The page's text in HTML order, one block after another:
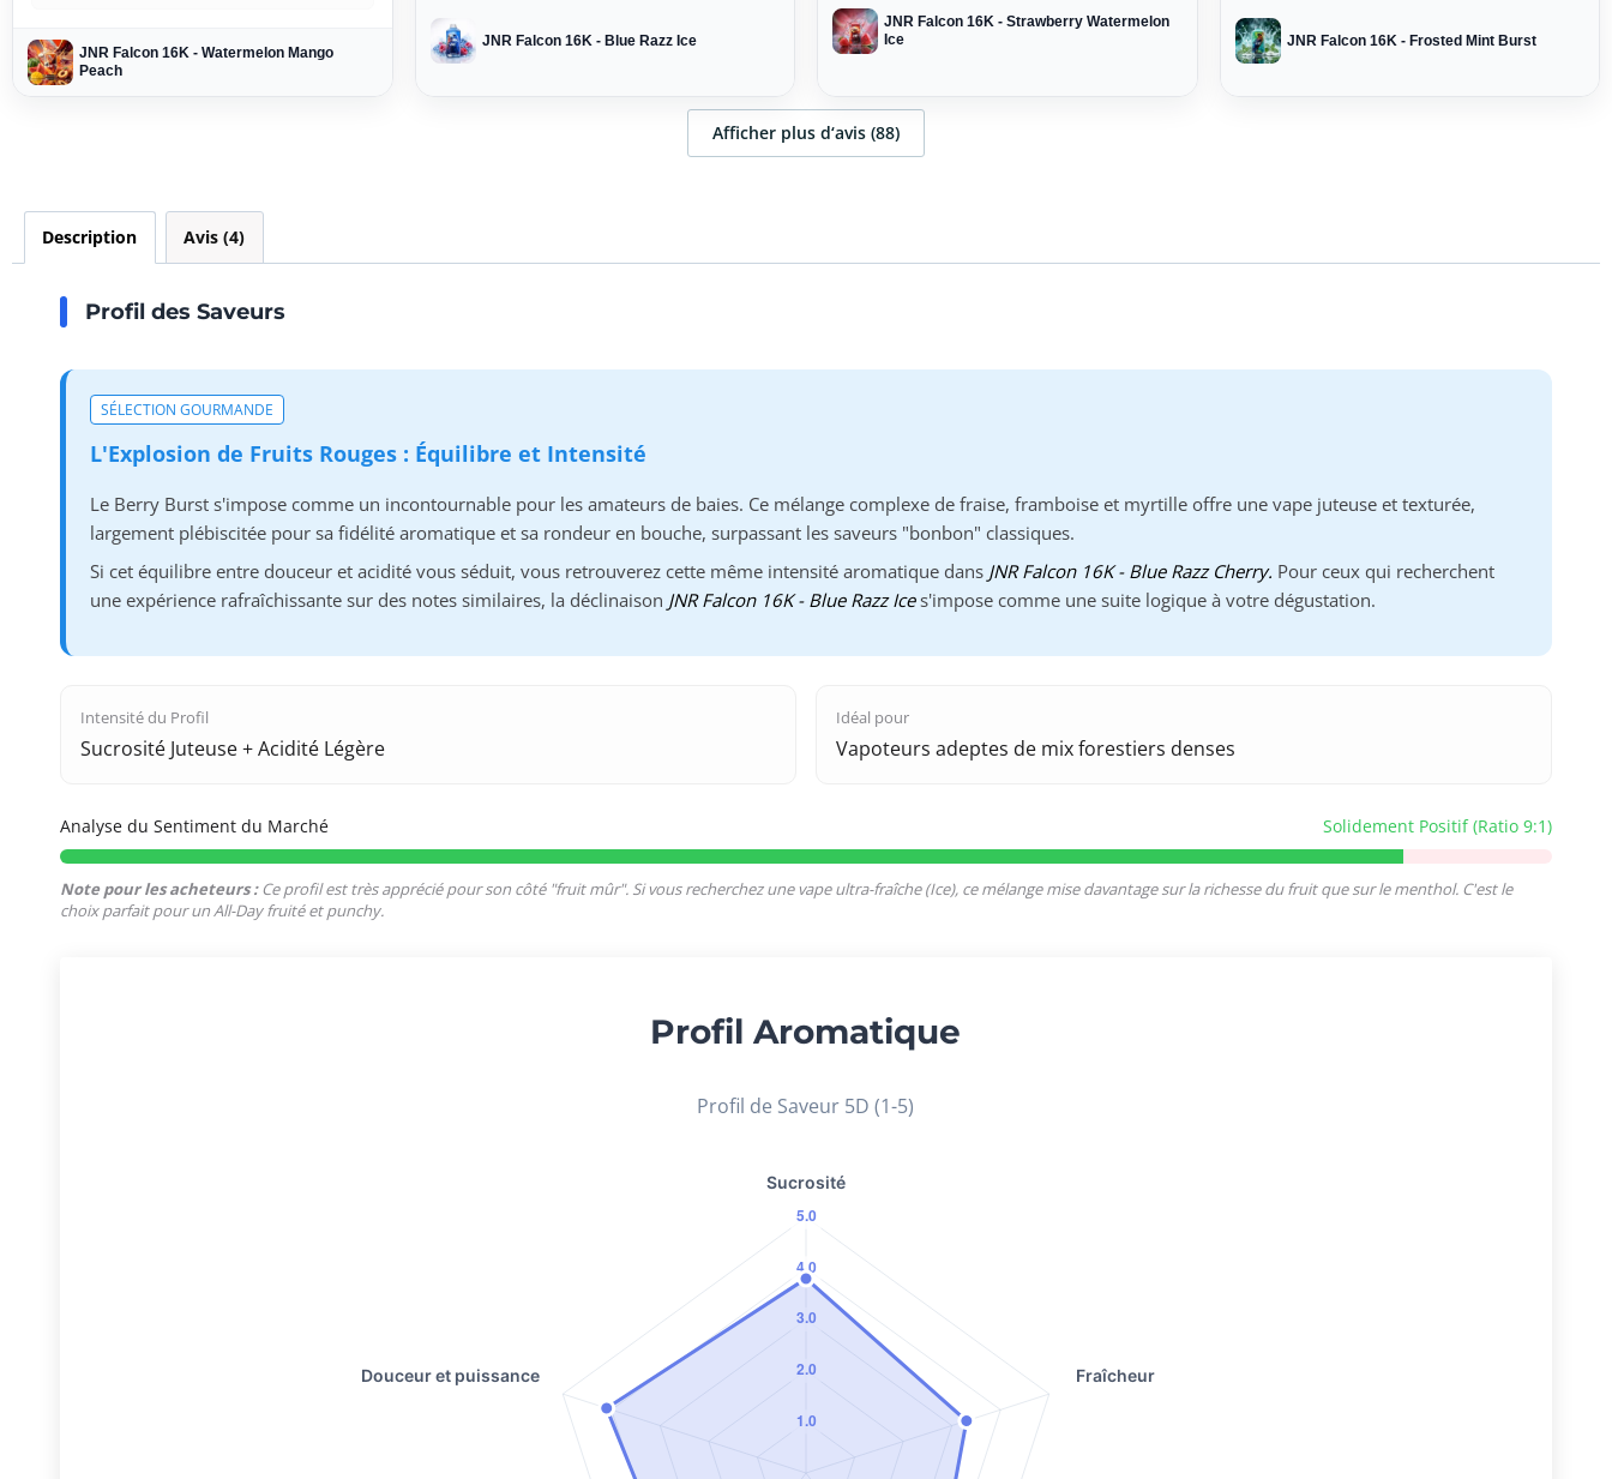
JNR Falcon 16K - Watermelon Mango
Peach
JNR Falcon 16K - Blue Razz Ice
JNR Falcon 16K - Strawberry Watermelon
Ice
JNR Falcon 16K - Frosted Mint Burst
Afficher plus d‘avis (88)
Description Avis (4)
Profil des Saveurs
SÉLECTION GOURMANDE
L'Explosion de Fruits Rouges : Équilibre et Intensité
Le Berry Burst s'impose comme un incontournable pour les amateurs de baies. Ce mélange complexe de fraise, framboise et myrtille offre une vape juteuse et texturée,
largement plébiscitée pour sa fidélité aromatique et sa rondeur en bouche, surpassant les saveurs "bonbon" classiques.
Si cet équilibre entre douceur et acidité vous séduit, vous retrouverez cette même intensité aromatique dans JNR Falcon 16K - Blue Razz Cherry. Pour ceux qui recherchent
une expérience rafraîchissante sur des notes similaires, la déclinaison JNR Falcon 16K - Blue Razz Ices'impose comme une suite logique à votre dégustation.
Intensité du Profil
Sucrosité Juteuse + Acidité Légère
Idéal pour
Vapoteurs adeptes de mix forestiers denses
Analyse du Sentiment du Marché Solidement Positif (Ratio 9:1)
Note pour les acheteurs :Ce profil est très apprécié pour son côté "fruit mûr". Si vous recherchez une vape ultra-fraîche (Ice), ce mélange mise davantage sur la richesse du fruit que sur le menthol. C'est le
choix parfait pour un All-Day fruité et punchy.
Profil Aromatique
Profil de Saveur 5D (1-5)